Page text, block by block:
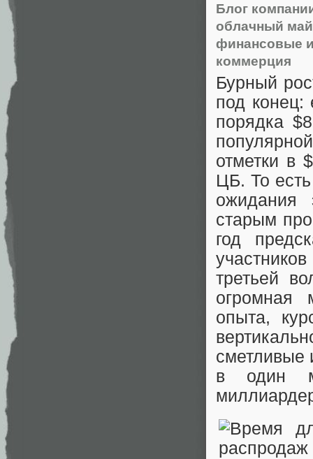
Блог
облачный
финансовые
коммерция
Бурный
под конец:
порядка
отметки в
ЦБ. То
ожидания
старым
год
третьей
огромная
опыта,
сметливые
в один